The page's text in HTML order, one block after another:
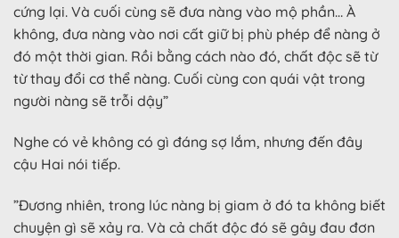
cứng lại. Và cuối cùng sẽ đưa nàng vào mộ phần… À
không, đưa nàng vào nơi cất giữ bị phù phép để nàng ở
đó một thời gian. Rồi bằng cách nào đó, chất độc sẽ từ
từ thay đổi cơ thể nàng. Cuối cùng con quái vật trong
người nàng sẽ trỗi dậy”
Nghe có vẻ không có gì đáng sợ lắm, nhưng đến đây
cậu Hai nói tiếp.
”Đương nhiên, trong lúc nàng bị giam ở đó ta không biết
chuyện gì sẽ xảy ra. Và cả chất độc đó sẽ gây đau đơn